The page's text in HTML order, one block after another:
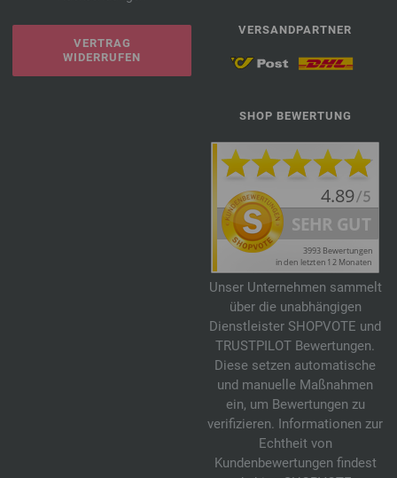
VERTRAG
WIDERRUFEN
VERSANDPARTNER
SHOP BEWERTUNG
Unser Unternehmen sammelt
über die unabhängigen
Dienstleister SHOPVOTE und
TRUSTPILOT Bewertungen.
Diese setzen automatische
und manuelle Maßnahmen
ein, um Bewertungen zu
verifizieren. Informationen zur
Echtheit von
Kundenbewertungen findest